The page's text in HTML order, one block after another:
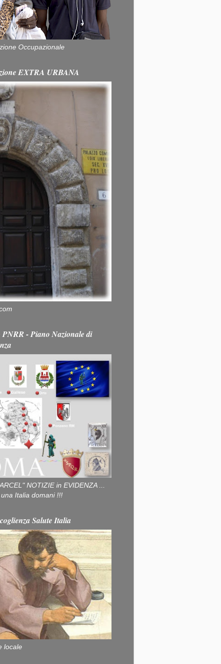
Occupazionale
EXTRA URBANA
- Piano Nazionale di
NOTIZIE in EVIDENZA ...
Italia domani !!!
Salute Italia
locale